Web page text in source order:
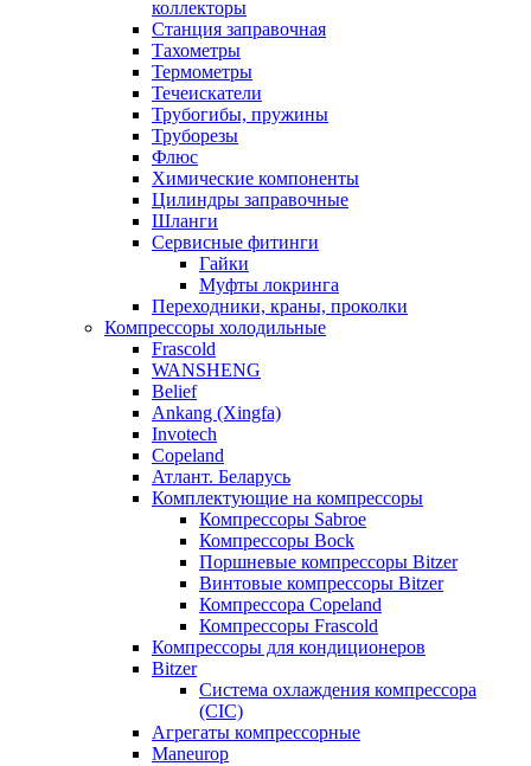
коллекторы
Станция заправочная
Тахометры
Термометры
Течеискатели
Трубогибы, пружины
Труборезы
Флюс
Химические компоненты
Цилиндры заправочные
Шланги
Сервисные фитинги
Гайки
Муфты локринга
Переходники, краны, проколки
Компрессоры холодильные
Frascold
WANSHENG
Belief
Ankang (Xingfa)
Invotech
Copeland
Атлант. Беларусь
Комплектующие на компрессоры
Компрессоры Sabroe
Компрессоры Bock
Поршневые компрессоры Bitzer
Винтовые компрессоры Bitzer
Компрессора Copeland
Компрессоры Frascold
Компрессоры для кондиционеров
Bitzer
Система охлаждения компрессора
(CIC)
Агрегаты компрессорные
Maneurop